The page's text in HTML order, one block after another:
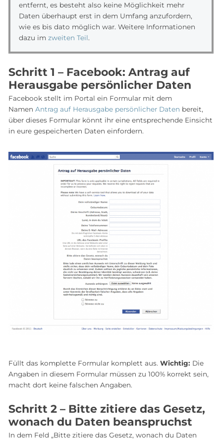
entfernt, es besteht also keine Möglichkeit mehr
Daten überhaupt erst in dem Umfang anzufordern,
wie es bis dato möglich war. Weitere Informationen
dazu imzweiten Teil.
Schritt 1 – Facebook: Antrag auf
Herausgabe persönlicher Daten
Facebook stellt im Portal ein Formular mit dem
Namen Antrag auf Herausgabe persönlicher Daten bereit,
über dieses Formular könnt ihr eine entsprechende Einsicht
in eure gespeicherten Daten einfordern.
Füllt das komplette Formular komplett aus. Wichtig: Die
Angaben in diesem Formular müssen zu 100% korrekt sein,
macht dort keine falschen Angaben.
Schritt 2 – Bitte zitiere das Gesetz,
wonach du Daten beanspruchst
In dem Feld „Bitte zitiere das Gesetz, wonach du Daten